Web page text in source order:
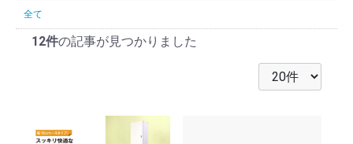
全て
12件の記事が見つかりました